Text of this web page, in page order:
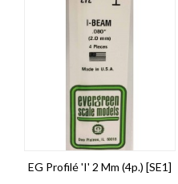
EG Profilé 'I' 2 Mm (4p.) [SE1]